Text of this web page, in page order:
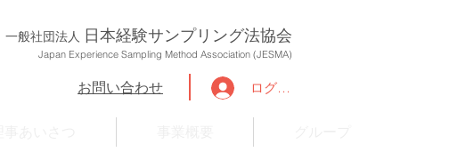
一般社団法人 日本経験サンプリング法協会
Japan Experience Sampling Method Association (JESMA)
お問い合わせ ログイン